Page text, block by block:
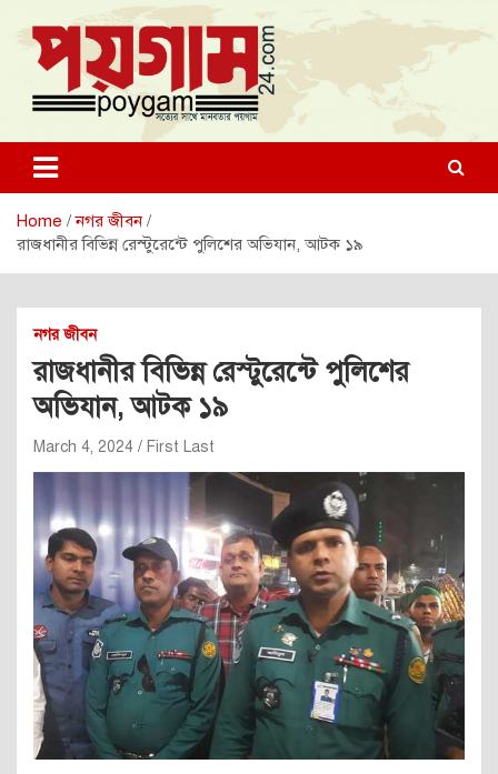
content
poygam24.com
poygam24.com
Home
নগর জীবন
রাজধানীর বিভিন্ন রেস্টুরেন্টে পুলিশের অভিযান, আটক ১৯
নগর জীবন
রাজধানীর বিভিন্ন রেস্টুরেন্টে পুলিশের
অভিযান, আটক ১৯
March 4, 2024 First Last